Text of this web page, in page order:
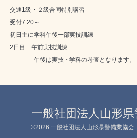
交通1級・２級合同特別講習
受付7:20～
初日主に学科午後一部実技訓練
2日目 午前実技訓練
午後は実技・学科の考査となります。
一般社団法人山形
©2026 一般社団法人山形県警備業協会.